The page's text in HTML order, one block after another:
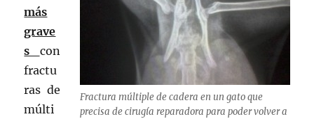
Fractura múltiple de cadera en un gato que
precisa de cirugía reparadora para poder volver a
más
grave
s con
fractu
ras de
múlti